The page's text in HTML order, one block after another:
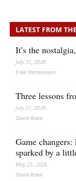
LATEST FROM
It’s the
July 31, 2026
Erkki Vetten­­niemi
Three lessons
July 27, 2026
David Rowe
Game changers:
sparked by a
May 25, 2026
David Rowe